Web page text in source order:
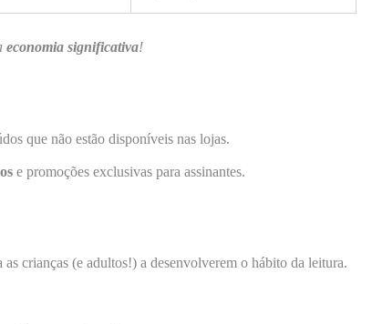
economia significativa!
que não estão disponíveis nas lojas.
e promoções exclusivas para assinantes.
as crianças (e adultos!) a desenvolverem o hábito da leitura.